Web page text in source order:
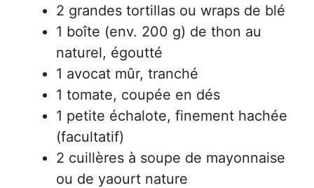
2 grandes tortillas ou wraps de blé
1 boîte (env. 200 g) de thon au
naturel, égoutté
1 avocat mûr, tranché
1 tomate, coupée en dés
1 petite échalote, finement hachée
(facultatif)
2 cuillères à soupe de mayonnaise
ou de yaourt nature